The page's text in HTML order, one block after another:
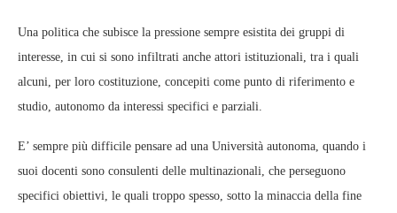
Una politica che subisce la pressione sempre esistita dei gruppi di
interesse, in cui si sono infiltrati anche attori istituzionali, tra i quali
alcuni, per loro costituzione, concepiti come punto di riferimento e
studio, autonomo da interessi specifici e parziali.
E’ sempre più difficile pensare ad una Università autonoma, quando i
suoi docenti sono consulenti delle multinazionali, che perseguono
specifici obiettivi, le quali troppo spesso, sotto la minaccia della fine